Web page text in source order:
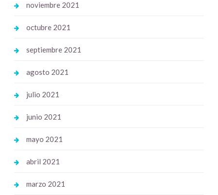
noviembre 2021
octubre 2021
septiembre 2021
agosto 2021
julio 2021
junio 2021
mayo 2021
abril 2021
marzo 2021